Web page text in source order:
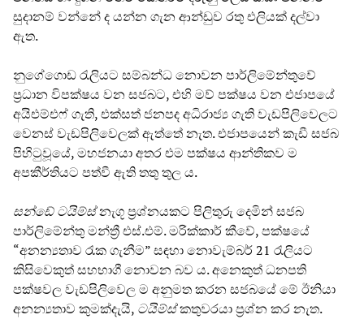
සුදානම් වන්නේ ද යන්න ගැන ආන්ඩුව රතු එලියක් දල්වා
ඇත.
නුගේගොඩ රැලියට සම්බන්ධ නොවන පාර්ලිමේන්තුවේ
ප්‍රධාන විපක්ෂය වන සජබට, එහි මව් පක්ෂය වන එජාපයේ
අයිඑම්එෆ් ගැති, එක්සත් ජනපද අධිරාජ්‍ය ගැති වැඩපිලිවෙලට
වෙනස් වැඩපිලිවෙලක් ඇත්තේ නැත. එජාපයෙන් කැඩී සජබ
පිහිටුවූයේ, මහජනයා අතර එම පක්ෂය ආන්තිකව ම
අපකීර්තියට පත්වී ඇති තතු තුල ය.
සන්ඩේ ටයිම්ස්නැගූ ප්‍රශ්නයකට පිලිතුරු දෙමින් සජබ
පාර්ලිමේන්තු මන්ත්‍රී එස්.එම්. මරික්කාර් කීවේ, පක්ෂයේ
“අනන්‍යතාව රැක ගැනීම” සඳහා නොවැම්බර් 21 රැලියට
කිසිවෙකුත් සහභාගී නොවන බව ය. අනෙකුත් ධනපති
පක්ෂවල වැඩපිලිවෙල ම අනුමත කරන සජබයේ මේ ඊනියා
අනන්‍යතාව කුමක්දැයි, ටයිම්ස්කතුවරයා ප්‍රශ්න කර නැත.